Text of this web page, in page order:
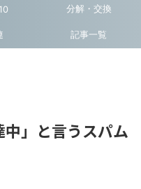
分解・交換
記事一覧
」と言うスパム